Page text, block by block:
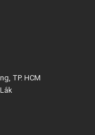
TP. HCM